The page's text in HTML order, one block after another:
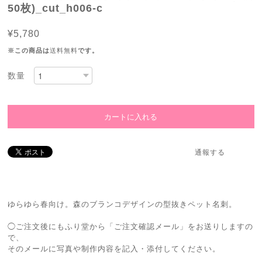
50枚)_cut_h006-c
¥5,780
※この商品は送料無料です。
数量
通報する
ゆらゆら春向け。森のブランコデザインの型抜きペット名刺。
◯ご注文後にもふり堂から「ご注文確認メール」をお送りしますの
で、
そのメールに写真や制作内容を記入・添付してください。